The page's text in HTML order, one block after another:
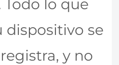
Todo lo que
dispositivo se
y no